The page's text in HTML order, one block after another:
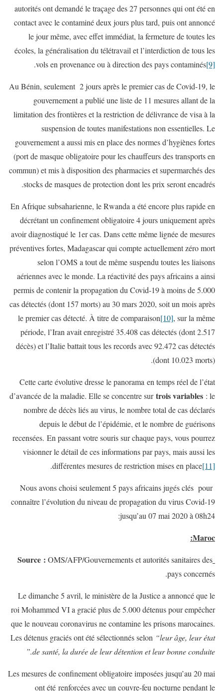
autorités ont demandé le traçage des 27 personnes qui ont été en
contact avec le contaminé deux jours plus tard, puis ont annoncé
le jour même, avec effet immédiat, la fermeture de toutes les
écoles, la généralisation du télétravail et l’interdiction de tous les
vols en provenance ou à direction des pays contaminés[9]
.
Au Bénin, seulement 2 jours après le premier cas de Covid-19, le
gouvernement a publié une liste de 11 mesures allant de la
limitation des frontières et la restriction de délivrance de visa à la
suspension de toutes manifestations non essentielles. Le
gouvernement a aussi mis en place des normes d’hygiènes fortes
(port de masque obligatoire pour les chauffeurs des transports en
commun) et mis à disposition des pharmacies et supermarchés des
stocks de masques de protection dont les prix seront encadrés.
En Afrique subsaharienne, le Rwanda a été encore plus rapide en
décrétant un confinement obligatoire 4 jours uniquement après
avoir diagnostiqué le 1er cas. Dans cette même lignée de mesures
préventives fortes, Madagascar qui compte actuellement zéro mort
selon l’OMS a tout de même suspendu toutes les liaisons
aériennes avec le monde. La réactivité des pays africains a ainsi
permis de contenir la propagation du Covid-19 à moins de 5.000
cas détectés (dont 157 morts) au 30 mars 2020, soit un mois après
le premier cas détecté. À titre de comparaison[10], sur la même
période, l’Iran avait enregistré 35.408 cas détectés (dont 2.517
décès) et l’Italie battait tous les records avec 92.472 cas détectés
(dont 10.023 morts).
Cette carte évolutive dresse le panorama en temps réel de l’état
d’avancée de la maladie. Elle se concentre surtrois variables : le
nombre de décès liés au virus, le nombre total de cas déclarés
depuis le début de l’épidémie, et le nombre de guérisons
recensées. En passant votre souris sur chaque pays, vous pourrez
visionner le détail de ces informations par pays, mais aussi les
différentes mesures de restriction mises en place[11]
.
Nous avons choisi seulement 5 pays africains jugés clés pour
connaître l’évolution du niveau de propagation du virus Covid-19
jusqu’au 07 mai 2020 à 08h24:
Maroc:
Source : OMS/AFP/Gouvernements et autorités sanitaires des
pays concernés.
Le dimanche 5 avril, le ministère de la Justice a annoncé que le
roi Mohammed VI a gracié plus de 5.000 détenus pour empêcher
que le nouveau coronavirus ne contamine les prisons marocaines.
Les détenus graciés ont été sélectionnés selon “leur âge, leur état
de santé, la durée de leur détention et leur bonne conduite.”
Les mesures de confinement obligatoire imposées jusqu’au 20 mai
ont été renforcées avec un couvre-feu nocturne pendant le